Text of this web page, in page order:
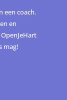
een coach.
en
mag!